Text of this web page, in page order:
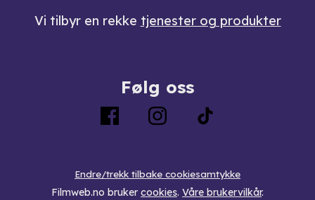
Vi tilbyr en rekke tjenester og produkter
Følg oss
Endre/trekk tilbake cookiesamtykke
Filmweb.no bruker cookies. Våre brukervilkår.